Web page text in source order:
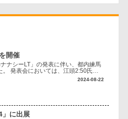
開催
ナシーLT」の発表に伴い、都内練馬
発表会においては、江頭2:50氏のY
2024-08-22
に出展